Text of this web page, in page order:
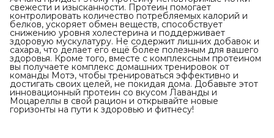
свежести и изысканности. Протеин помогает
контролировать количество потребляемых калорий и
белков, ускоряет обмен веществ, способствует
снижению уровня холестерина и поддерживает
здоровую мускулатуру. Не содержит лишних добавок и
сахара, что делает его ещё более полезным для вашего
здоровья. Кроме того, вместе с комплексным протеином
вы получаете комплекс домашних тренировок от
команды Мотэ, чтобы тренироваться эффективно и
достигать своих целей, не покидая дома. Добавьте этот
инновационный протеин со вкусом Лаванды и
Моцареллы в свой рацион и открывайте новые
горизонты на пути к здоровью и фитнесу!